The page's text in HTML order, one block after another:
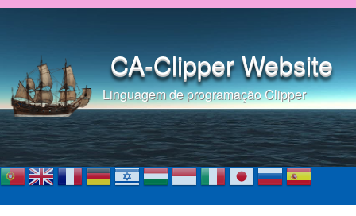
Pular para o conteúdo
CA-Clipper Website
Linguagem de programação Clipper